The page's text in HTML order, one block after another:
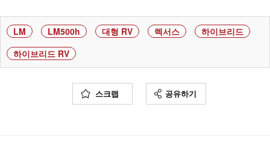
LM LM500h 대형 RV 렉서스
하이브리드
하이브리드 RV
스크랩 공유하기